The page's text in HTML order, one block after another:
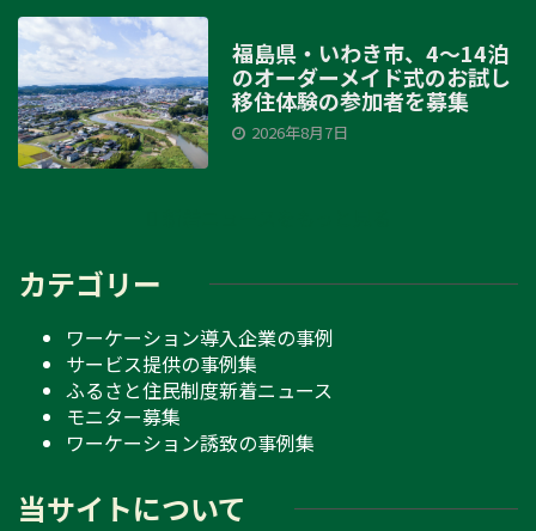
福島県・いわき市、4～14泊
のオーダーメイド式のお試し
移住体験の参加者を募集
2026年8月7日
カテゴリー
ワーケーション導入企業の事例
サービス提供の事例集
ふるさと住民制度新着ニュース
モニター募集
ワーケーション誘致の事例集
当サイトについて